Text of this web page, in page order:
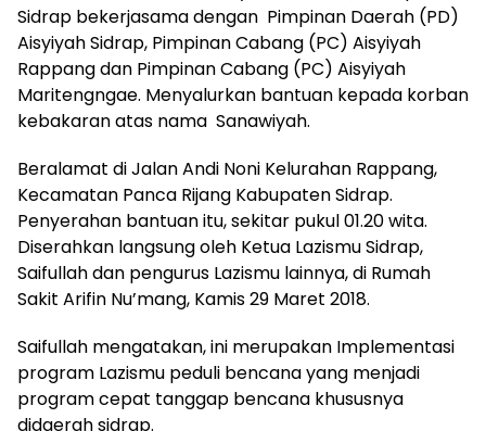
Sidrap bekerjasama dengan Pimpinan Daerah (PD)
Aisyiyah Sidrap, Pimpinan Cabang (PC) Aisyiyah
Rappang dan Pimpinan Cabang (PC) Aisyiyah
Maritengngae. Menyalurkan bantuan kepada korban
kebakaran atas nama Sanawiyah.
Beralamat di Jalan Andi Noni Kelurahan Rappang,
Kecamatan Panca Rijang Kabupaten Sidrap.
Penyerahan bantuan itu, sekitar pukul 01.20 wita.
Diserahkan langsung oleh Ketua Lazismu Sidrap,
Saifullah dan pengurus Lazismu lainnya, di Rumah
Sakit Arifin Nu’mang, Kamis 29 Maret 2018.
Saifullah mengatakan, ini merupakan Implementasi
program Lazismu peduli bencana yang menjadi
program cepat tanggap bencana khususnya
didaerah sidrap.